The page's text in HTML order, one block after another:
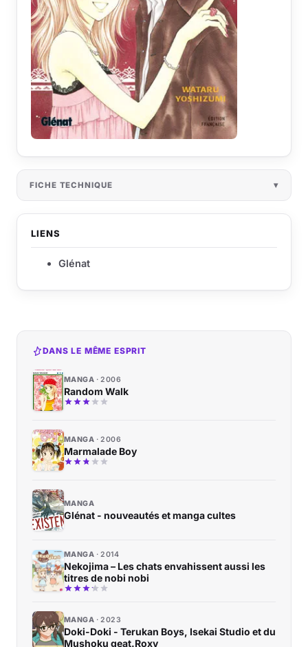
FICHE TECHNIQUE
LIENS
Glénat
DANS LE MÊME ESPRIT
MANGA 2006
Random Walk
MANGA 2006
Marmalade Boy
MANGA
Glénat - nouveautés et manga cultes
MANGA 2014
Nekojima – Les chats envahissent aussi les
titres de nobi nobi
MANGA 2023
Doki-Doki - Terukan Boys, Isekai Studio et du
Mushoku geat.Roxy